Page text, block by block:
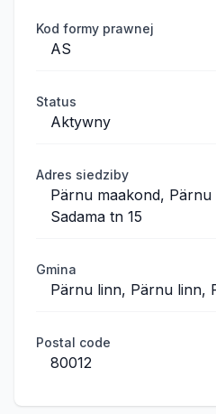
Kod formy prawnej
AS
Status
Aktywny
Adres siedziby
Pärnu maakond,
Sadama tn 15
Gmina
Pärnu linn, Pärnu linn,
Postal code
80012